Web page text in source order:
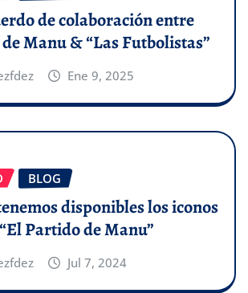
de colaboración entre
Manu & “Las Futbolistas”
Ene 9, 2025
BLOG
disponibles los iconos
Partido de Manu”
Jul 7, 2024